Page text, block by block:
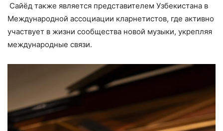
Сайёд также является представителем Узбекистана в
Международной ассоциации кларнетистов, где активно
участвует в жизни сообщества новой музыки, укрепляя
международные связи.